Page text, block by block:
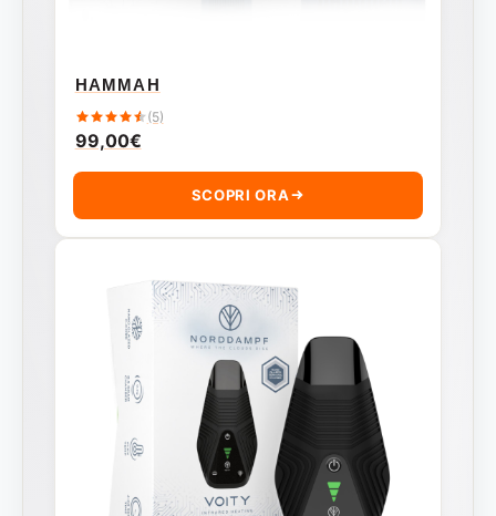
HAMMAH
(5)
99,00€
SCOPRI ORA